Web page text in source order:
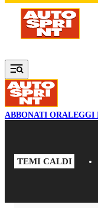
Vai al contenuto
ABBONATI ORALEGGI
TEMI CALDI